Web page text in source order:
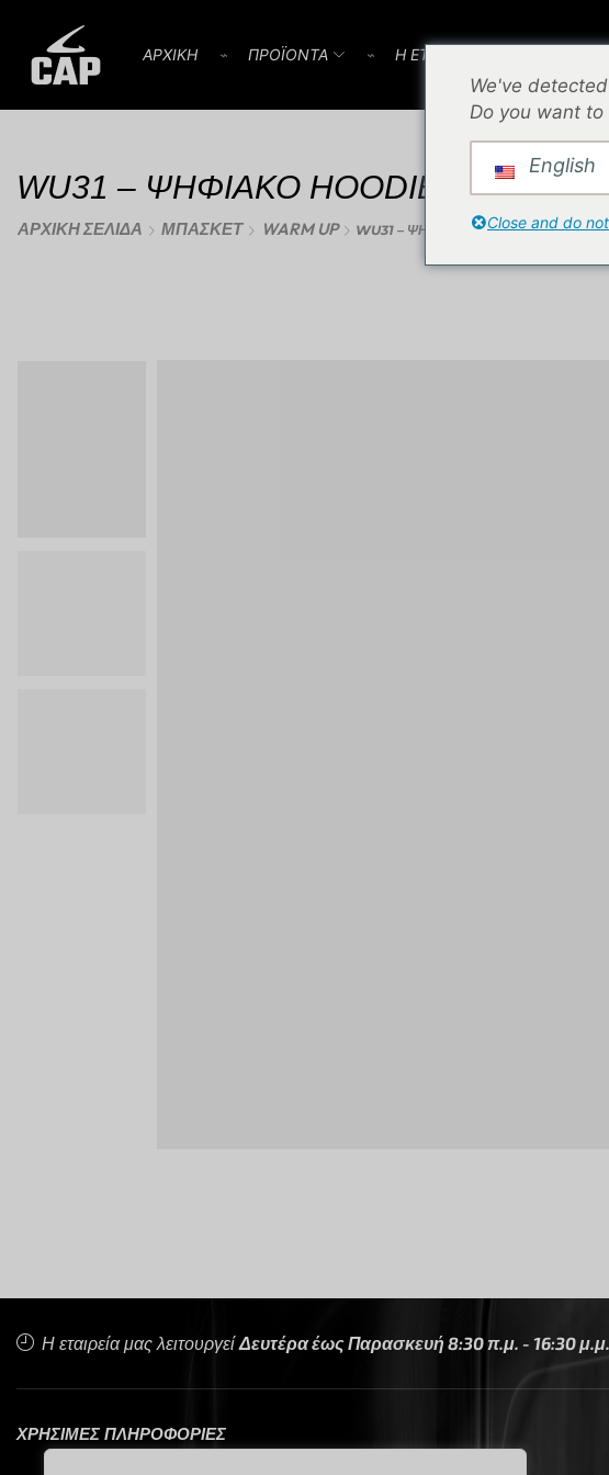
AΡΧΙΚΗ ⌁ ΠΡΟΪOΝΤΑ ⌁ Η ΕΤΑΙΡΕΙΑ
WU31 – ΨΗΦΙΑΚΟ HOODIE WARM UP
ΑΡΧΙΚΉ ΣΕΛΊΔΑ ΜΠΆΣΚΕΤ WARM UP WU31 – ΨΗΦΙΑΚΟ HOODIE WARM UP
Η εταιρεία μας λειτουργείΔευτέρα έως Παρασκευή 8:30 π.μ. - 16:30 μ.μ.
ΧΡΗΣΙΜΕΣ ΠΛΗΡΟΦΟΡΙΕΣ
We've
Do you want to
English
Close and do